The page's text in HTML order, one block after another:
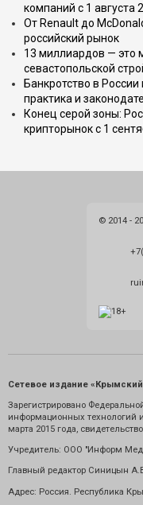
компаний с 1 августа
От Renault до
российский рынок
13 миллиардов — это
севастопольской
Банкротство в
практика и
Конец серой зоны:
крипторынок с 1
© 2014 -
Сетевое издание «Крымский
Зарегистрировано
информационных технологий
марта 2015 года,
Учредитель: ООО "Информ
Главный редактор Синицын
Адрес: Россия. Республика